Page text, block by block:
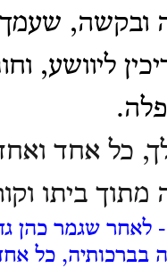
ובקשה, שעמך
ליוושע,
כל אחד
ביתו
- לאחר שגמר כהן
בברכותיה, כל